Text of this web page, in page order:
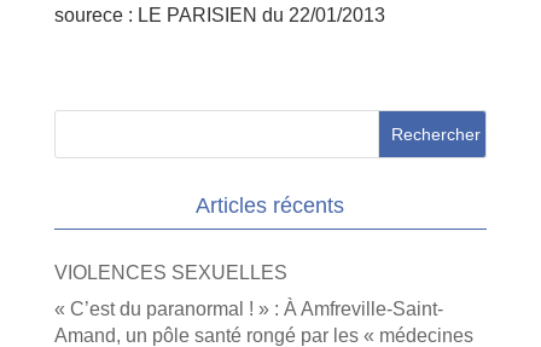
sourece : LE PARISIEN du 22/01/2013
Articles récents
VIOLENCES SEXUELLES
« C’est du paranormal ! » : À Amfreville-Saint-
Amand, un pôle santé rongé par les « médecines